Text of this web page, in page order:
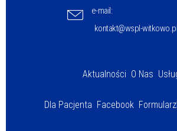
e-mail:
kontakt@wspl-witkowo.pl
Aktualności O Nas
Dla Pacjenta Facebook Formularz